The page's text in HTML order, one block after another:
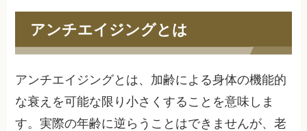
アンチエイジングとは
アンチエイジングとは、加齢による身体の機能的
な衰えを可能な限り小さくすることを意味しま
す。実際の年齢に逆らうことはできませんが、老